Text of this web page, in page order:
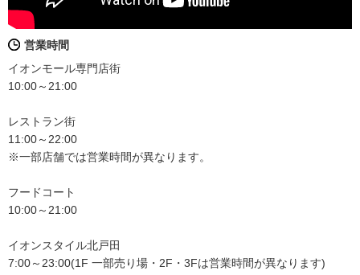
営業時間
イオンモール専門店街
10:00～21:00
レストラン街
11:00～22:00
※一部店舗では営業時間が異なります。
フードコート
10:00～21:00
イオンスタイル北戸田
7:00～23:00(1F 一部売り場・2F・3Fは営業時間が異なります)